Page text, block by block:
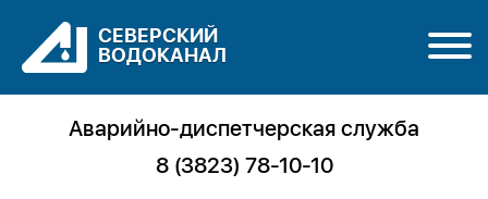
Аварийно-диспетчерская служба
8 (3823) 78-10-10
СЕВЕРСКИЙ
ВОДОКАНАЛ